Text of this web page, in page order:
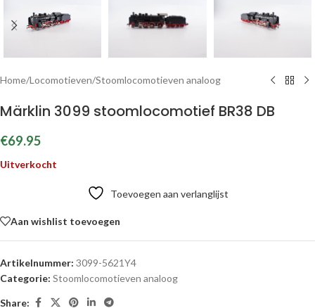
Home/Locomotieven/Stoomlocomotieven analoog
Märklin 3099 stoomlocomotief BR38 DB
€69.95
Uitverkocht
Toevoegen aan verlanglijst
Aan wishlist toevoegen
Artikelnummer: 3099-5621Y4
Categorie: Stoomlocomotieven analoog
Share: